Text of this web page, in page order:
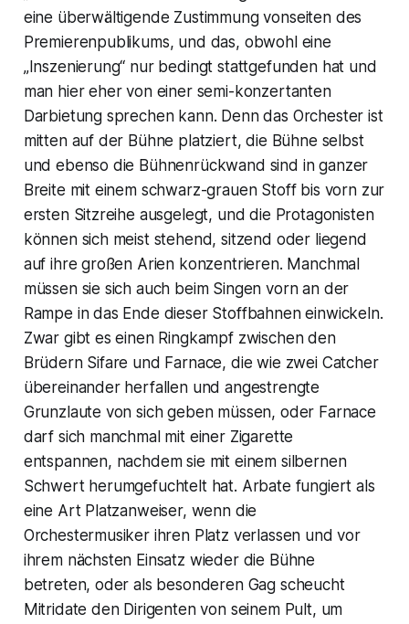
eine überwältigende Zustimmung vonseiten des
Premierenpublikums, und das, obwohl eine
„Inszenierung“ nur bedingt stattgefunden hat und
man hier eher von einer semi-konzertanten
Darbietung sprechen kann. Denn das Orchester ist
mitten auf der Bühne platziert, die Bühne selbst
und ebenso die Bühnenrückwand sind in ganzer
Breite mit einem schwarz-grauen Stoff bis vorn zur
ersten Sitzreihe ausgelegt, und die Protagonisten
können sich meist stehend, sitzend oder liegend
auf ihre großen Arien konzentrieren. Manchmal
müssen sie sich auch beim Singen vorn an der
Rampe in das Ende dieser Stoffbahnen einwickeln.
Zwar gibt es einen Ringkampf zwischen den
Brüdern Sifare und Farnace, die wie zwei Catcher
übereinander herfallen und angestrengte
Grunzlaute von sich geben müssen, oder Farnace
darf sich manchmal mit einer Zigarette
entspannen, nachdem sie mit einem silbernen
Schwert herumgefuchtelt hat. Arbate fungiert als
eine Art Platzanweiser, wenn die
Orchestermusiker ihren Platz verlassen und vor
ihrem nächsten Einsatz wieder die Bühne
betreten, oder als besonderen Gag scheucht
Mitridate den Dirigenten von seinem Pult, um